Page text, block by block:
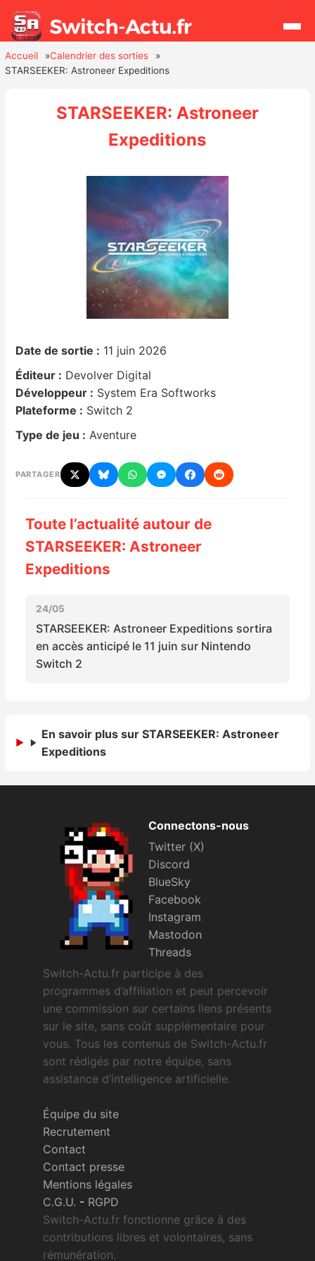
Hardware
Mises à jour
Chiffres de ventes
Rumeurs
Nintendo Direct
Tests et previews
Tests de jeux
Autres tests
Previews
Précommandes
Précommandes jeux Switch 2
Sorties de jeux
Guides
Accueil
Calendrier des sorties
STARSEEKER: Astroneer Expeditions
STARSEEKER: Astroneer
Expeditions
Date de sortie : 11 juin 2026
Éditeur : Devolver Digital
Développeur : System Era Softworks
Plateforme : Switch 2
Type de jeu : Aventure
PARTAGER
Toute l’actualité autour de
STARSEEKER: Astroneer
Expeditions
24/05
STARSEEKER: Astroneer Expeditions sortira
en accès anticipé le 11 juin sur Nintendo
Switch 2
En savoir plus sur STARSEEKER: Astroneer
Expeditions
Connectons-nous
Twitter (X)
Discord
BlueSky
Facebook
Instagram
Mastodon
Threads
Switch-Actu.fr participe à des
programmes d’affiliation et peut percevoir
une commission sur certains liens présents
sur le site, sans coût supplémentaire pour
vous. Tous les contenus de Switch-Actu.fr
sont rédigés par notre équipe, sans
assistance d’intelligence artificielle.
Équipe du site
Recrutement
Contact
Contact presse
Mentions légales
C.G.U. - RGPD
Switch-Actu.fr fonctionne grâce à des
contributions libres et volontaires, sans
rémunération.